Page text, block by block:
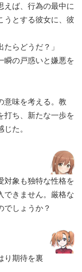
えば、行為の最中に
うとする彼女に、彼
たらどうだ？」
瞬の戸惑いと嫌悪を
意味を考える。教
打ち、新たな一歩を
た。
対象も独特な性格を
できません。厳格な
でしょうか？
り期待を裏